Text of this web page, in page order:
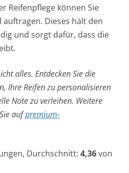
Reifenpflege können Sie
auftragen. Dieses hält den
und sorgt dafür, dass die
alles. Entdecken Sie die
Ihre Reifen zu personalisieren
Note zu verleihen. Weitere
aufpremium-
Durchschnitt: 4,36von